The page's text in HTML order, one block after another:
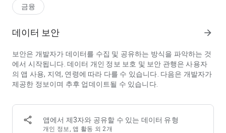
· 해외주식상담 02-6114-1630(24시간), 해외파생상담 02-6114-
1500(24시간)
상담: 평일 8:00~17:00)
톡
- 게시판상담: KB M-able 앱> 투자정보 > Prime Club> Prime PB
게시판상담
- 예약상담: KB M-able 앱> 투자정보 > Prime Club> Prime PB 예
· 이메일: kbsec.apps@gmail.com
[비대면 계좌개설 안내]
금융
데이터 보안 arrow_forward
보안은 개발자가 데이터를 수집 및 공유하는 방식을 파악하는 것
에서 시작됩니다. 데이터 개인 정보 보호 및 보안 관행은 사용자
의 앱 사용, 지역, 연령에 따라 다를 수 있습니다. 다음은 개발자가
제공한 정보이며 추후 업데이트될 수 있습니다.
앱에서 제3자와 공유할 수 있는 데이터 유형
개인 정보, 앱 활동 외 2개